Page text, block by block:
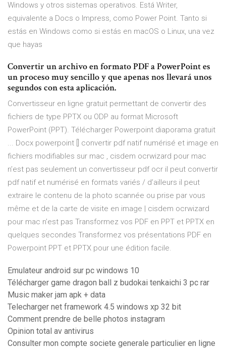
Windows y otros sistemas operativos. Está Writer,
equivalente a Docs o Impress, como Power Point. Tanto si
estás en Windows como si estás en macOS o Linux, una vez
que hayas
Convertir un archivo en formato PDF a PowerPoint es
un proceso muy sencillo y que apenas nos llevará unos
segundos con esta aplicación.
Convertisseur en ligne gratuit permettant de convertir des
fichiers de type PPTX ou ODP au format Microsoft
PowerPoint (PPT). Télécharger Powerpoint diaporama gratuit
... Docx powerpoint [] convertir pdf natif numérisé et image en
fichiers modifiables sur mac , cisdem ocrwizard pour mac
n’est pas seulement un convertisseur pdf ocr il peut convertir
pdf natif et numérisé en formats variés / d’ailleurs il peut
extraire le contenu de la photo scannée ou prise par vous
même et de la carte de visite en image | cisdem ocrwizard
pour mac n’est pas Transformez vos PDF en PPT et PPTX en
quelques secondes Transformez vos présentations PDF en
Powerpoint PPT et PPTX pour une édition facile.
Emulateur android sur pc windows 10
Télécharger game dragon ball z budokai tenkaichi 3 pc rar
Music maker jam apk + data
Telecharger net framework 4.5 windows xp 32 bit
Comment prendre de belle photos instagram
Opinion total av antivirus
Consulter mon compte societe generale particulier en ligne